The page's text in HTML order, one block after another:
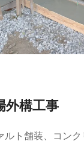
外構工事
ルト舗装、コン